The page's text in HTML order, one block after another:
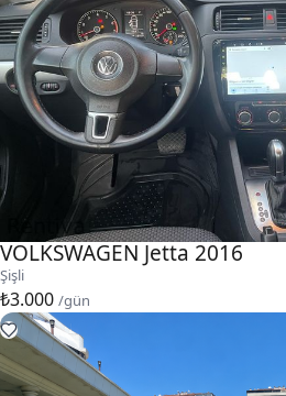
VOLKSWAGEN Jetta 2016
Şişli
₺3.000 /gün